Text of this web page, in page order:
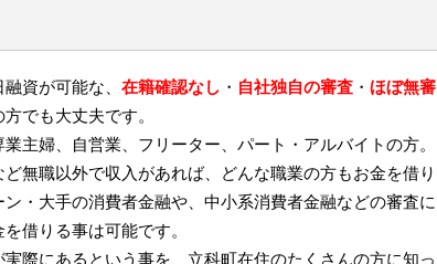
資が可能な、 在籍確認なし ・ 自社独自の審査 ・ ほぼ無審
でも大丈夫です。
主婦、自営業、フリーター、パート・アルバイトの方。
無職以外で収入があれば、どんな職業の方もお金を借り
・大手の消費者金融や、中小系消費者金融などの審査に
借りる事は可能です。
際にあるという事を、立科町在住のたくさんの方に知っ